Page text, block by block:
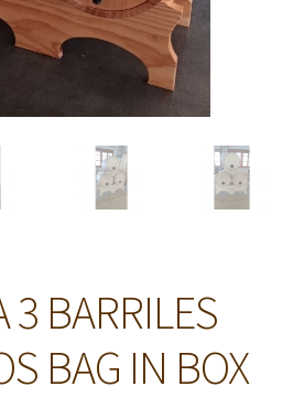
3 BARRILES
BAG IN BOX